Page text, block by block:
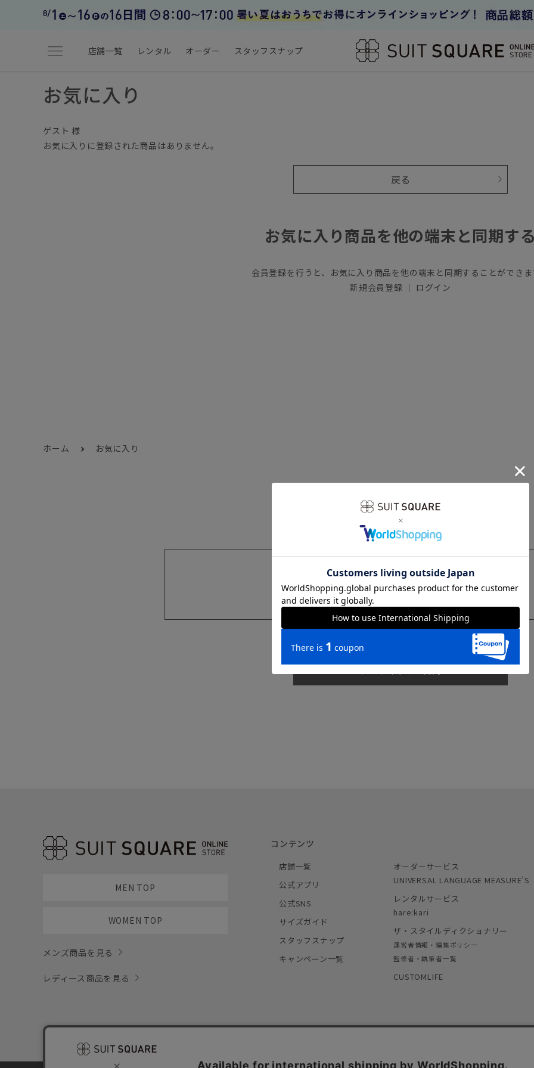
menu 店舗一覧 レンタル オーダー スタッフスナップ
お気に入り
ゲスト 様
お気に入りに登録された商品はありません。
戻る
お気に入り商品を他の端末と同期す
会員登録を行うと、お気に入り商品を他の端末と同期することができ
新規会員登録 ｜ ログイン
ホーム お気に入り
sms
MEN TOP
WOMEN TOP
メンズ商品を見る
レディース商品を見る
コンテンツ
店舗一覧
公式アプリ
公式SNS
サイズガイド
スタッフスナップ
キャンペーン一覧
オーダーサービス
UNIVERSAL LANGUAGE MEASURE’S
レンタルサービス
hare:kari
ザ・スタイルディクショナリー
運営者情報・編集ポリシー
監修者・執筆者一覧
CUSTOMLIFE